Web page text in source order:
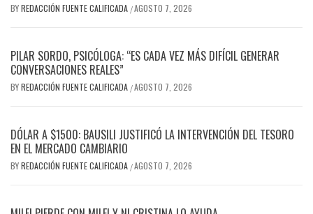
BYREDACCIÓN FUENTE CALIFICADA /AGOSTO 7, 2026
PILAR SORDO, PSICÓLOGA: “ES CADA VEZ MÁS DIFÍCIL GENERAR
CONVERSACIONES REALES”
BYREDACCIÓN FUENTE CALIFICADA /AGOSTO 7, 2026
DÓLAR A $1500: BAUSILI JUSTIFICÓ LA INTERVENCIÓN DEL TESORO
EN EL MERCADO CAMBIARIO
BYREDACCIÓN FUENTE CALIFICADA /AGOSTO 7, 2026